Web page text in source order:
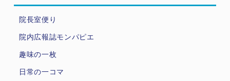
院長室便り
院内広報誌モンパピエ
趣味の一枚
日常の一コマ